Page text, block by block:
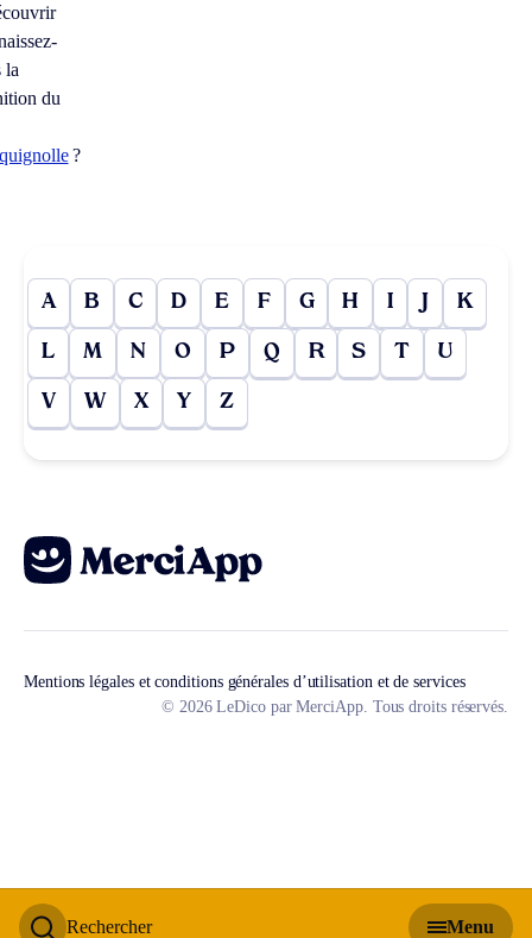
Rechercher Menu
la
du
?
A B C D E F G H I J K
L M N O P Q R S T U
V W X Y Z
Mentions légales et conditions générales d’utilisation et de services
© 2026 LeDico par MerciApp. Tous droits réservés.